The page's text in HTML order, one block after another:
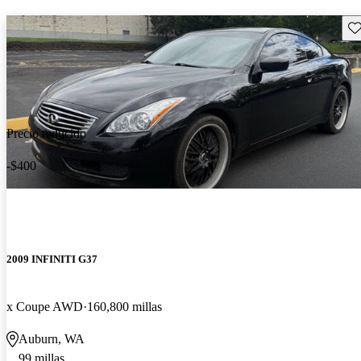
Precio reducido
-$400
2009 INFINITI G37
x Coupe AWD 160,800 millas
Auburn, WA